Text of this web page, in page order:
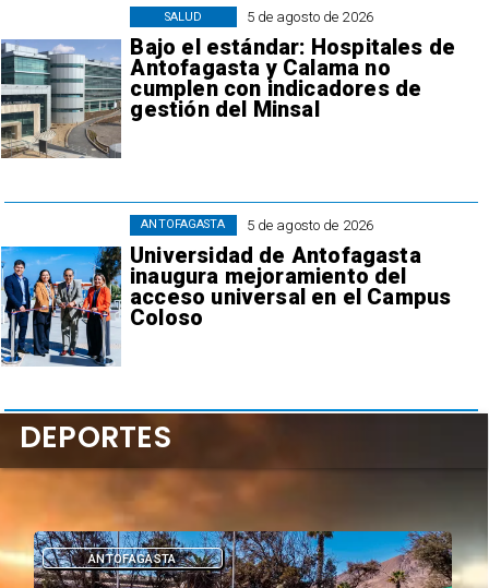
5 de agosto de 2026
Bajo el estándar: Hospitales de
Antofagasta y Calama no
cumplen con indicadores de
gestión del Minsal
SALUD
5 de agosto de 2026
Universidad de Antofagasta
inaugura mejoramiento del
acceso universal en el Campus
Coloso
ANTOFAGASTA
DEPORTES
DEPORTES